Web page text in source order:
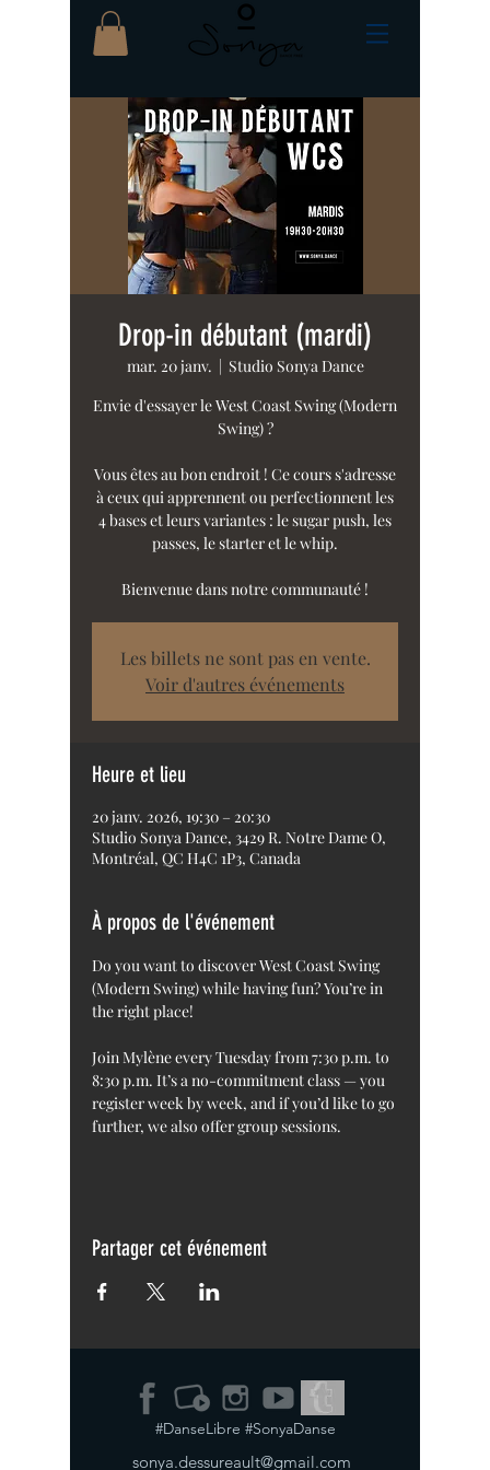
Drop-in débutant (mardi)
mar. 20 janv.
  |
Studio Sonya Dance
Envie d'essayer le West Coast Swing (Modern
Swing) ?
Vous êtes au bon endroit ! Ce cours s'adresse
à ceux qui apprennent ou perfectionnent les
4 bases et leurs variantes : le sugar push, les
passes, le starter et le whip.
Bienvenue dans notre communauté !
Les billets ne sont pas en vente.
Voir d'autres événements
Heure et lieu
20 janv. 2026, 19:30 – 20:30
Studio Sonya Dance, 3429 R. Notre Dame O,
Montréal, QC H4C 1P3, Canada
À propos de l'événement
Do you want to discover West Coast Swing
(Modern Swing) while having fun? You’re in
the right place!
Join Mylène every Tuesday from 7:30 p.m. to
8:30 p.m. It’s a no-commitment class — you
register week by week, and if you’d like to go
further, we also offer group sessions.
Partager cet événement
#DanseLibre #SonyaDanse
sonya.dessureault@gmail.com